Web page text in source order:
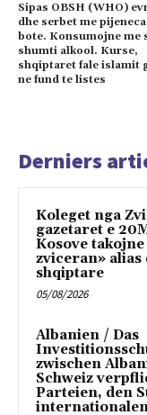
Sipas OBSH (WHO)
dhe serbet me
bote. Konsumojne me
shumti alkool. Kurse,
shqiptaret fale islamit
ne fund te listes
Derniers
Koleget nga
gazetaret e
Kosove
zviceran» alias
shqiptare
05/08/2026
Albanien / Das
zwischen
Schweiz
Parteien, den